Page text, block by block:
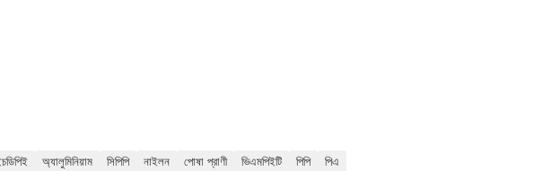
অ্যালুমিনিয়াম সিপিপি নাইলন পোষা প্রাণী ভিএমপিইটি পিপি পিএ